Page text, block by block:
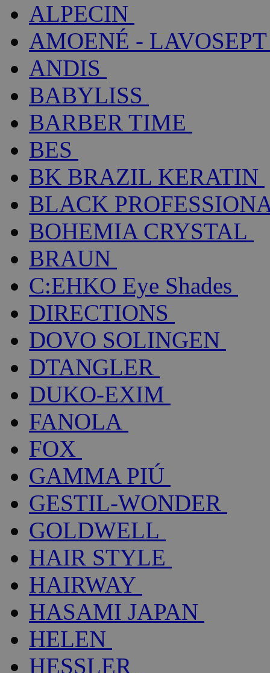
ALPECIN
AMOENÉ - LAVOSEPT
ANDIS
BABYLISS
BARBER TIME
BES
BK BRAZIL KERATIN
BLACK
BOHEMIA CRYSTAL
BRAUN
C:EHKO Eye Shades
DIRECTIONS
DOVO SOLINGEN
DTANGLER
DUKO-EXIM
FANOLA
FOX
GAMMA PIÚ
GESTIL-WONDER
GOLDWELL
HAIR STYLE
HAIRWAY
HASAMI JAPAN
HELEN
HESSLER